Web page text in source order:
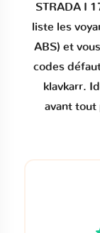
STRADA I
liste les
ABS) et
codes
klavkarr.
avant tout